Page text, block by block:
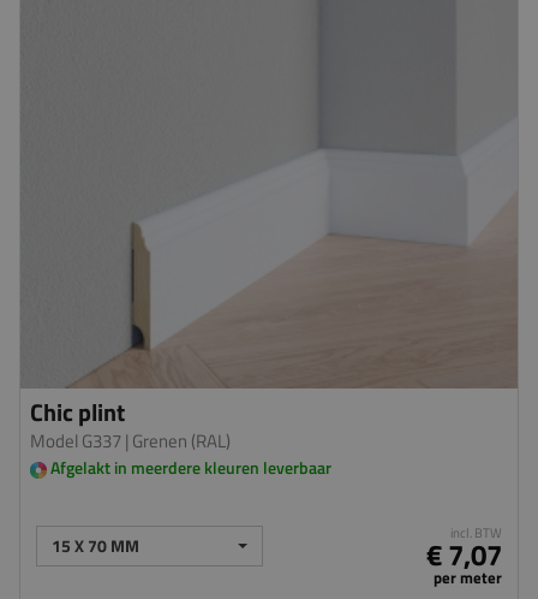
Chic plint
Model G337 | Grenen (RAL)
Afgelakt in meerdere kleuren leverbaar
15 X 70 MM incl. BTW
€ 7,07
per meter